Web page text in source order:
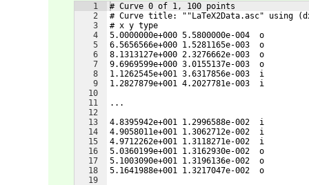
1
2
3
4
5
6
7
8
9
10
11
12
13
14
15
16
17
18
19
# Curve 0 of 1, 100 points
# Curve title: ""LaTeX2Data.asc" using
# x y type
5.0000000e+000 5.5800000e-004  o
6.5656566e+000 1.5281165e-003  o
8.1313127e+000 2.3276662e-003  o
9.6969599e+000 3.0155137e-003  o
1.1262545e+001 3.6317856e-003  i
1.2827879e+001 4.2027781e-003  i
...
4.8395942e+001 1.2996588e-002  i
4.9058011e+001 1.3062712e-002  i
4.9712262e+001 1.3118271e-002  i
5.0360199e+001 1.3162930e-002  o
5.1003090e+001 1.3196136e-002  o
5.1641988e+001 1.3217047e-002  o